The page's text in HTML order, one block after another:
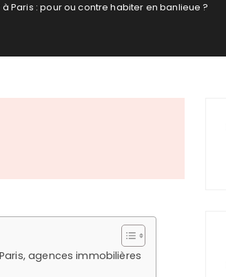
Paris : pour ou contre habiter en banlieue ?
agences immobilières